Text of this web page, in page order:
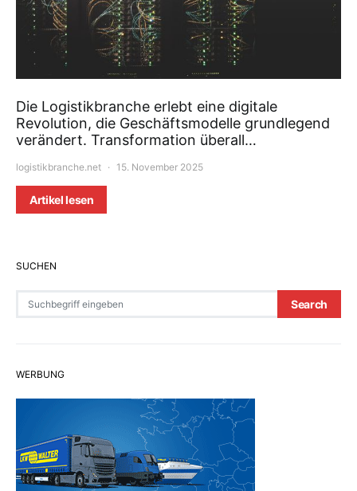
Die Logistikbranche erlebt eine digitale
Revolution, die Geschäftsmodelle grundlegend
verändert. Transformation überall…
logistikbranche.net 15. November 2025
Artikel lesen
SUCHEN
Search
WERBUNG